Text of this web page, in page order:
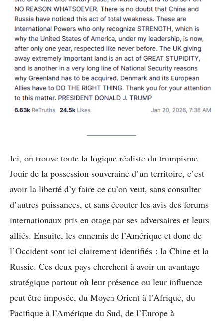
Ici, on trouve toute la logique réaliste du trumpisme.
Jouir de la possession souveraine d’un territoire, c’est
avoir la liberté d’y faire ce qu’on veut, sans consulter
d’autres puissances, et sans écouter les avis des forums
internationaux pris en otage par ses adversaires et leurs
alliés. Ensuite, les ennemis de l’Amérique et donc de
l’Occident sont ici clairement identifiés : la Chine et la
Russie. Ces deux pays cherchent à avoir un avantage
stratégique partout où leur présence ou leur influence
peut être imposée, du Moyen Orient à l’Afrique, du
Pacifique à l’Amérique du Sud, de l’Europe à